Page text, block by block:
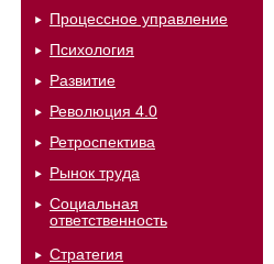
Процессное управление
Психология
Развитие
Революция 4.0
Ретроспектива
Рынок труда
Социальная
ответственность
Стратегия